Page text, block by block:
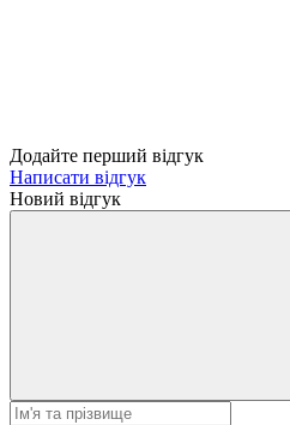
Додайте перший відгук
Написати відгук
Новий відгук